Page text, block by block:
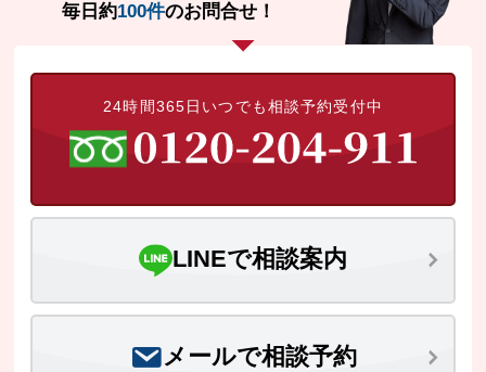
毎日約100件のお問合せ！
24時間365日いつでも相談予約受付中
LINEで相談案内
メールで相談予約